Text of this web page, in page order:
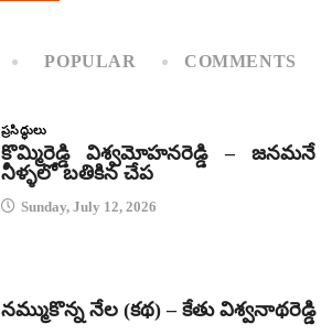
POPULAR COMMENTS
ప్రసిద్ధులు
కొమ్మిరెడ్డి విశ్వమోహనరెడ్డి – జనమనే
నీళ్ళలో బతికిన చేప
Sunday, July 12, 2026
నమ్ముకొన్న నేల (కథ) – కేతు విశ్వనాథరెడ్డి